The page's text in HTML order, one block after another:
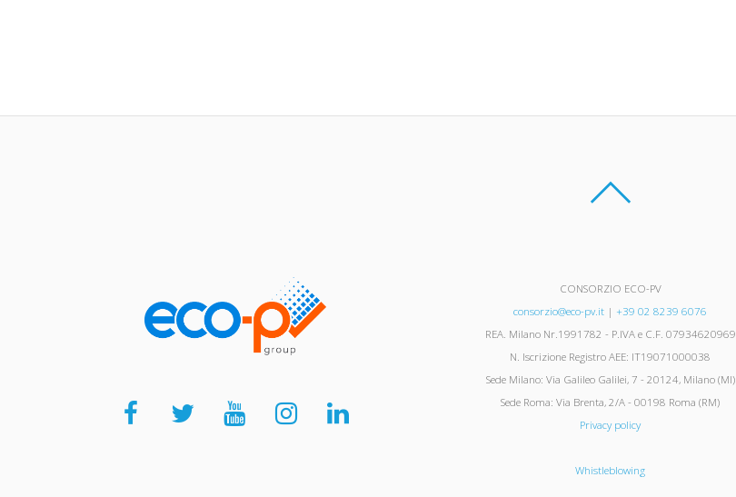
CONSORZIO ECO-PV
consorzio@eco-pv.it | +39 02 8239 6076
REA. Milano Nr.1991782 - P.IVA e C.F. 07934620969
N. Iscrizione Registro AEE: IT19071000038
Sede Milano: Via Galileo Galilei, 7 - 20124, Milano (MI)
Sede Roma: Via Brenta, 2/A - 00198 Roma (RM)
Privacy policy
Whistleblowing